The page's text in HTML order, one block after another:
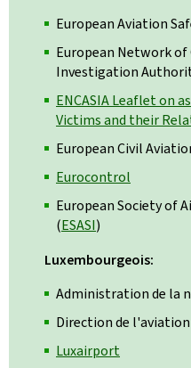
European Aviation
European Network
Investigation
ENCASIA Leaflet on
Victims and their
European Civil
Eurocontrol
European Society of
(ESASI)
Luxembourgeois:
Administration de la
Direction de
Luxairport